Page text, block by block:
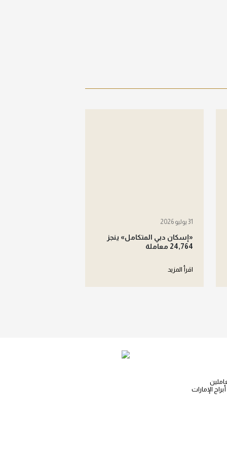
31 يوليو 2026
«إسكان دبي المتكامل» ينجز
24,764 معاملة
اقرأ المزيد
الإمارات